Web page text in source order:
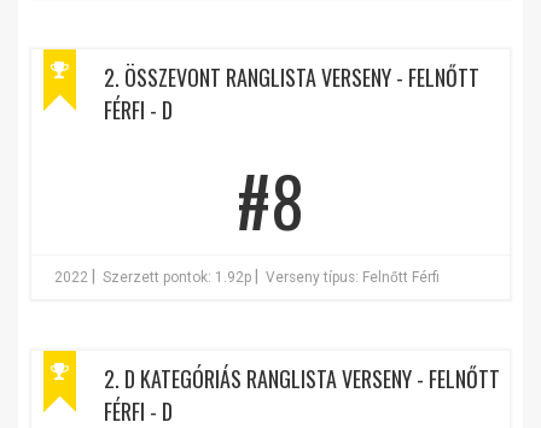
2. ÖSSZEVONT RANGLISTA VERSENY - FELNŐTT
FÉRFI - D
#8
2022 Szerzett pontok: 1.92p Verseny típus: Felnőtt Férfi
2. D KATEGÓRIÁS RANGLISTA VERSENY - FELNŐTT
FÉRFI - D